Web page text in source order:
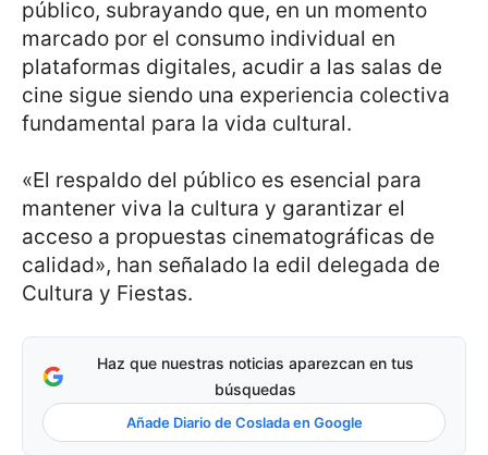
público, subrayando que, en un momento
marcado por el consumo individual en
plataformas digitales, acudir a las salas de
cine sigue siendo una experiencia colectiva
fundamental para la vida cultural.
«El respaldo del público es esencial para
mantener viva la cultura y garantizar el
acceso a propuestas cinematográficas de
calidad», han señalado la edil delegada de
Cultura y Fiestas.
Haz que nuestras noticias aparezcan en tus
búsquedas
Añade Diario de Coslada en Google